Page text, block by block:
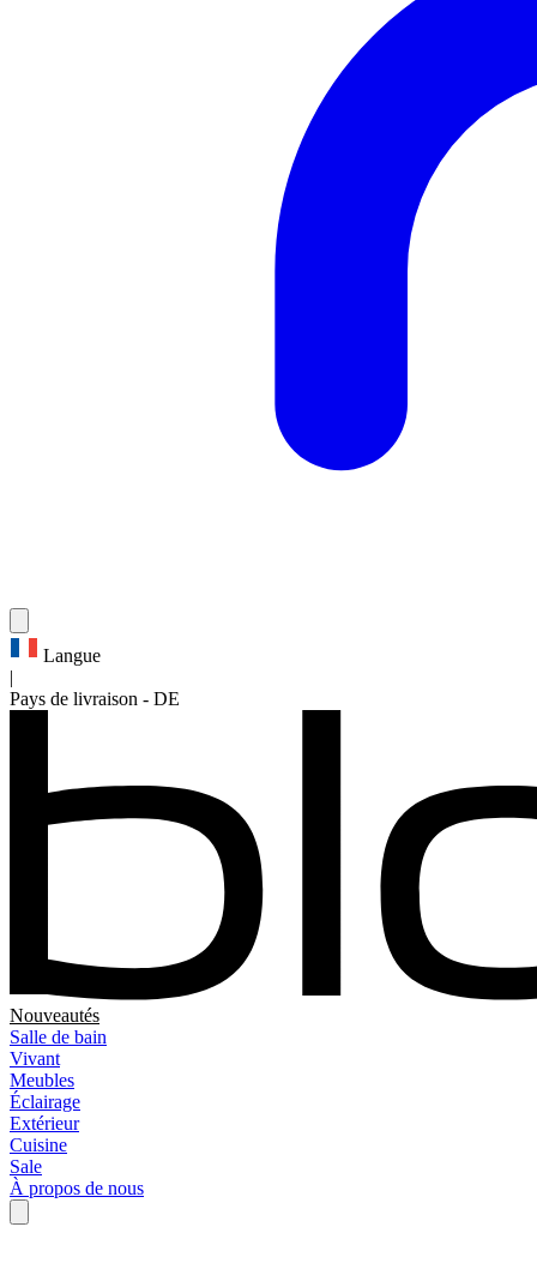
Langue
Pays de livraison - DE
Nouveautés
Salle de bain
Vivant
Meubles
Éclairage
Extérieur
Cuisine
Sale
À propos de nous